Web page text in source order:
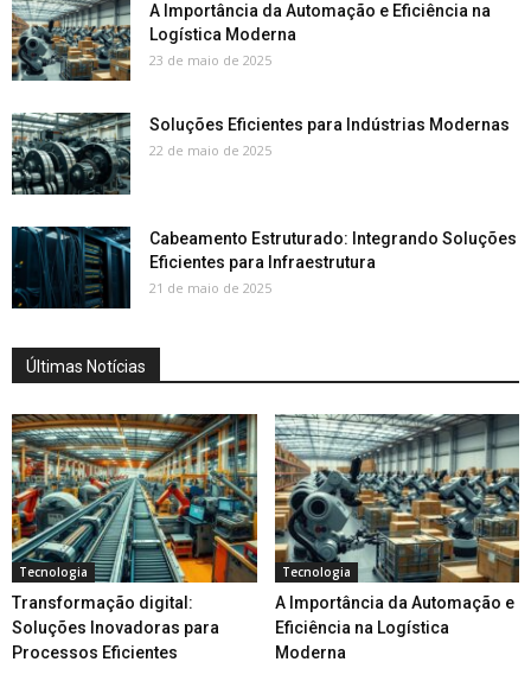
A Importância da Automação e Eficiência na
Logística Moderna
23 de maio de 2025
Soluções Eficientes para Indústrias Modernas
22 de maio de 2025
Cabeamento Estruturado: Integrando Soluções
Eficientes para Infraestrutura
21 de maio de 2025
Últimas Notícias
Tecnologia
Transformação digital:
Soluções Inovadoras para
Processos Eficientes
Tecnologia
A Importância da Automação e
Eficiência na Logística
Moderna